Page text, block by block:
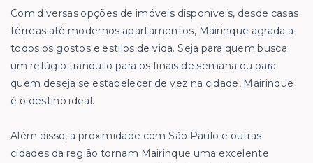
Com diversas opções de imóveis disponíveis, desde casas
térreas até modernos apartamentos, Mairinque agrada a
todos os gostos e estilos de vida. Seja para quem busca
um refúgio tranquilo para os finais de semana ou para
quem deseja se estabelecer de vez na cidade, Mairinque
é o destino ideal.
Além disso, a proximidade com São Paulo e outras
cidades da região tornam Mairinque uma excelente